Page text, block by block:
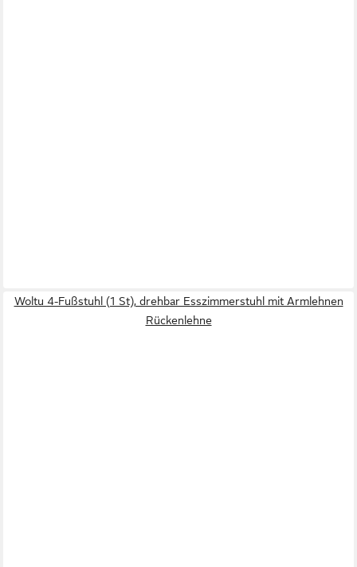
Woltu 4-Fußstuhl (1 St), drehbar Esszimmerstuhl mit Armlehnen
Rückenlehne